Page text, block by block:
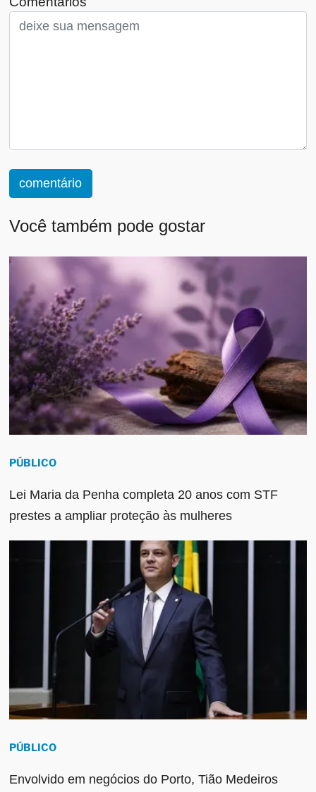
comentário
Você também pode gostar
PÚBLICO
Lei Maria da Penha completa 20 anos com STF
prestes a ampliar proteção às mulheres
PÚBLICO
Envolvido em negócios do Porto, Tião Medeiros